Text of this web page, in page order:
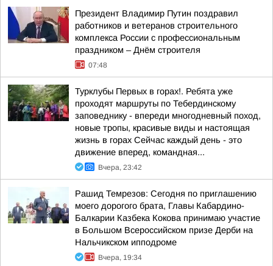
Президент Владимир Путин поздравил
работников и ветеранов строительного
комплекса России с профессиональным
праздником – Днём строителя
07:48
Турклубы Первых в горах!. Ребята уже
проходят маршруты по Тебердинскому
заповеднику - впереди многодневный поход,
новые тропы, красивые виды и настоящая
жизнь в горах Сейчас каждый день - это
движение вперед, командная...
Вчера, 23:42
Рашид Темрезов: Сегодня по приглашению
моего дорогого брата, Главы Кабардино-
Балкарии Казбека Кокова принимаю участие
в Большом Всероссийском призе Дерби на
Нальчикском ипподроме
Вчера, 19:34